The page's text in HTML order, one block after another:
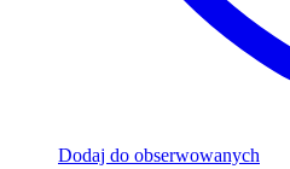
Dodaj do obserwowanych